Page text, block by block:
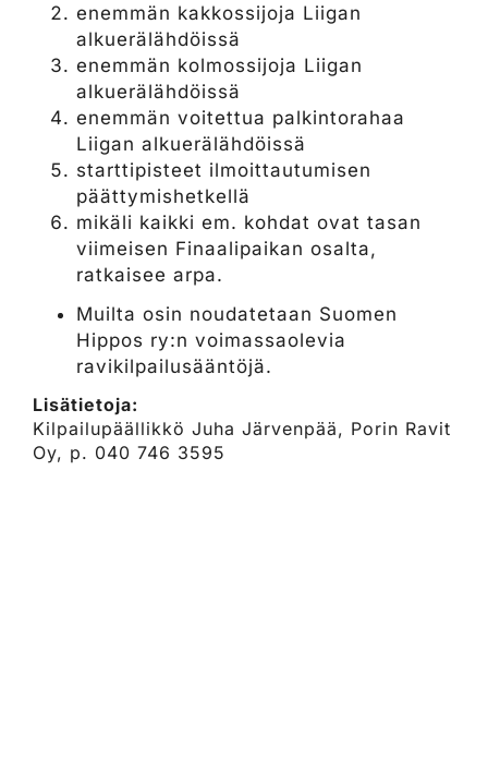
enemmän kakkossijoja Liigan
alkuerälähdöissä
enemmän kolmossijoja Liigan
alkuerälähdöissä
enemmän voitettua palkintorahaa
Liigan alkuerälähdöissä
starttipisteet ilmoittautumisen
päättymishetkellä
mikäli kaikki em. kohdat ovat tasan
viimeisen Finaalipaikan osalta,
ratkaisee arpa.
Muilta osin noudatetaan Suomen
Hippos ry:n voimassaolevia
ravikilpailusääntöjä.
Lisätietoja:
Kilpailupäällikkö Juha Järvenpää, Porin Ravit
Oy, p. 040 746 3595